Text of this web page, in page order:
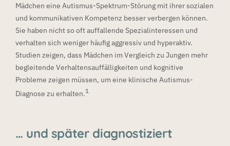
Mädchen eine Autismus-Spektrum-Störung mit ihrer sozialen
und kommunikativen Kompetenz besser verbergen können.
Sie haben nicht so oft auffallende Spezialinteressen und
verhalten sich weniger häufig aggressiv und hyperaktiv.
Studien zeigen, dass Mädchen im Vergleich zu Jungen mehr
begleitende Verhaltensauffälligkeiten und kognitive
Probleme zeigen müssen, um eine klinische Autismus-
Diagnose zu erhalten.1
… und später diagnostiziert